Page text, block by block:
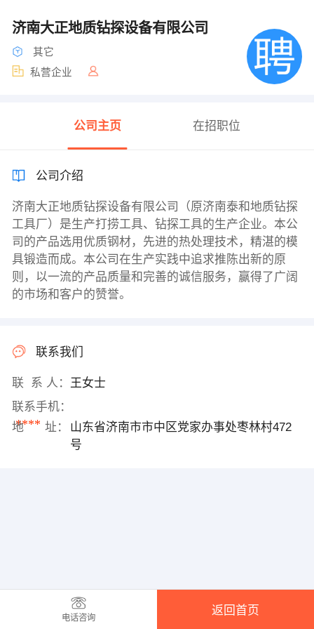
济南大正地质钻探设备有限公司
其它
私营企业
公司主页 在招职位
公司介绍
济南大正地质钻探设备有限公司（原济南泰和地质钻探
工具厂）是生产打捞工具、钻探工具的生产企业。本公
司的产品选用优质钢材，先进的热处理技术，精湛的模
具锻造而成。本公司在生产实践中追求推陈出新的原
则，以一流的产品质量和完善的诚信服务，赢得了广阔
的市场和客户的赞誉。
联系我们
联 系 人： 王女士
联系手机：
****
地 址：
山东省济南市市中区党家办事处枣林村472
号
电话咨询
返回首页